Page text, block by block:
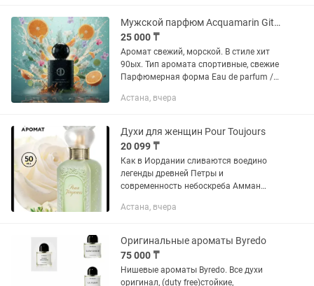
Мужской парфюм Acquamarin Giter
25 000 ₸
Аромат свежий, морской. В стиле хит
90ых. Тип аромата спортивные, свежие
Парфюмерная форма Eau de parfum /
Апельсин, лайм, мандарин, жасмин,
Астана, вчера
Духи для женщин Pour Toujours
20 099 ₸
Как в Иордании сливаются воедино
легенды древней Петры и
современность небоскреба Амман
своими контрастами. Переливы
благородного кофе...
Астана, вчера
Оригинальные ароматы Byredo
75 000 ₸
Нишевые ароматы Byredo. Все духи
оригинал, (duty free)стойкие,